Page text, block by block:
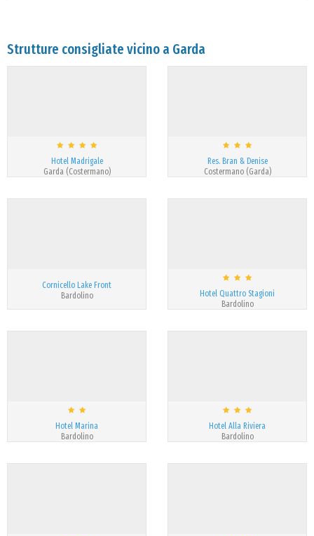
Strutture consigliate vicino a Garda
Hotel Madrigale
Garda (Costermano)
Res. Bran & Denise
Costermano (Garda)
Cornicello Lake Front
Bardolino
Hotel Quattro Stagioni
Bardolino
Hotel Marina
Bardolino
Hotel Alla Riviera
Bardolino